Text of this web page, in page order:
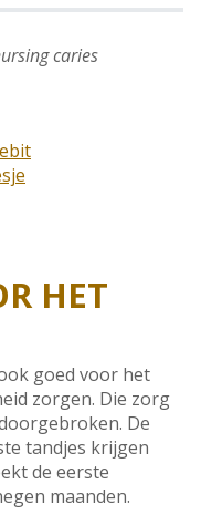
caries
HET
goed voor het
zorgen. Die zorg
De
tandjes krijgen
de eerste
maanden.